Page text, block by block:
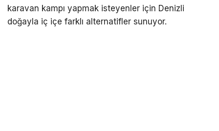
karavan kampı yapmak isteyenler için Denizli
doğayla iç içe farklı alternatifler sunuyor.